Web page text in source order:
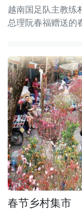
越南国足队主教练
总理阮春福赠送的
春节乡村集市